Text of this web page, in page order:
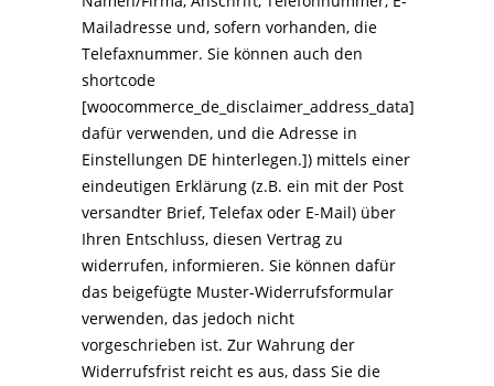
Mailadresse und, sofern vorhanden, die
Telefaxnummer. Sie können auch den
shortcode
[woocommerce_de_disclaimer_address_data]
dafür verwenden, und die Adresse in
Einstellungen DE hinterlegen.]) mittels einer
eindeutigen Erklärung (z.B. ein mit der Post
versandter Brief, Telefax oder E-Mail) über
Ihren Entschluss, diesen Vertrag zu
widerrufen, informieren. Sie können dafür
das beigefügte Muster-Widerrufsformular
verwenden, das jedoch nicht
vorgeschrieben ist. Zur Wahrung der
Widerrufsfrist reicht es aus, dass Sie die